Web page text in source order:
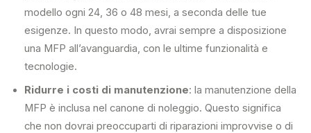
modello ogni 24, 36 o 48 mesi, a seconda delle tue
esigenze. In questo modo, avrai sempre a disposizione
una MFP all’avanguardia, con le ultime funzionalità e
tecnologie.
Ridurre i costi di manutenzione: la manutenzione della
MFP è inclusa nel canone di noleggio. Questo significa
che non dovrai preoccuparti di riparazioni improvvise o di